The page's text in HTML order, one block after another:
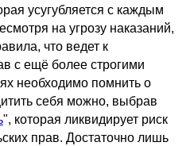
усугубляется с каждым
на угрозу наказаний,
что ведет к
с ещё более строгими
необходимо помнить о
себя можно, выбрав
", которая ликвидирует риск
прав. Достаточно лишь